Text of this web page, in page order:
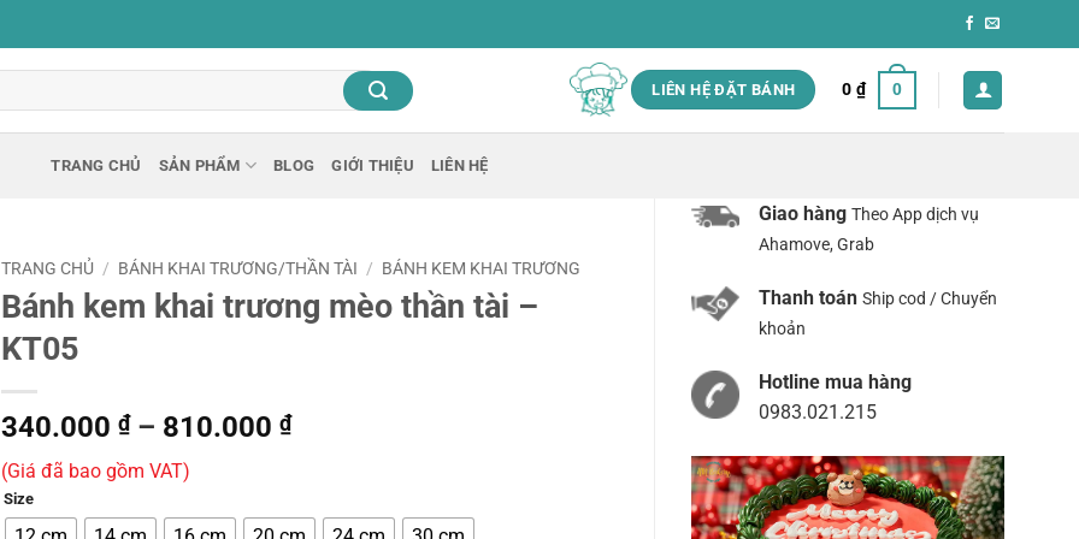
LIÊN HỆ ĐẶT BÁNH 0 ₫ 0
TRANG CHỦ SẢN PHẨM BLOG GIỚI THIỆU LIÊN HỆ
Giao hàng Theo App dịch vụ
Ahamove, Grab
Thanh toán Ship cod / Chuyển
khoản
Hotline mua hàng
0983.021.215
TRANG CHỦ / BÁNH KHAI TRƯƠNG/THẦN TÀI / BÁNH KEM KHAI TRƯƠNG
Bánh kem khai trương mèo thần tài –
KT05
340.000₫ – 810.000₫Khoảng
340.000 ₫
(Giá đã bao gồm VAT)
Size